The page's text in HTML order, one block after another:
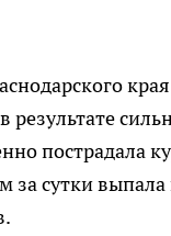
результате
пострадала
за сутки